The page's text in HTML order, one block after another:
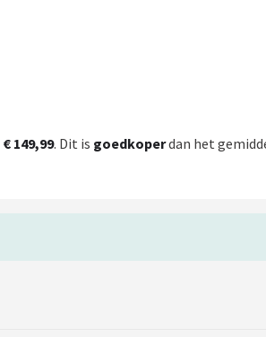
€ 149,99. Dit is goedkoperdan het